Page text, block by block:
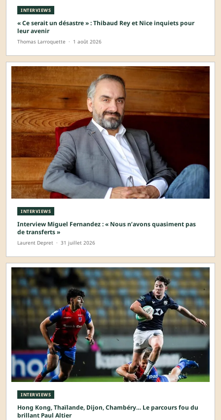
INTERVIEWS
« Ce serait un désastre » : Thibaud Rey et Nice inquiets pour
leur avenir
Thomas Larroquette · 1 août 2026
INTERVIEWS
Interview Miguel Fernandez : « Nous n’avons quasiment pas
de transferts »
Laurent Depret · 31 juillet 2026
INTERVIEWS
Hong Kong, Thaïlande, Dijon, Chambéry… Le parcours fou du
brillant Paul Altier